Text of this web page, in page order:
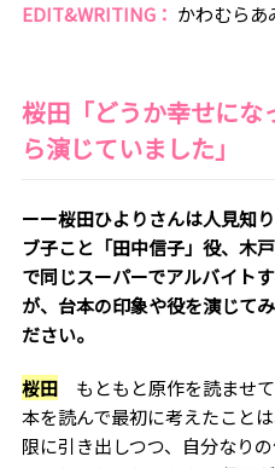
EDIT&WRITING： かわむらあ
桜田「どうか幸せにな
ら演じていました」
ーー桜田ひよりさんは人見知
ブ子こと「田中信子」役、木
で同じスーパーでアルバイト
が、台本の印象や役を演じて
ださい。
桜田
もともと原作を読ませ
本を読んで最初に考えたこと
限に引き出しつつ、自分なり